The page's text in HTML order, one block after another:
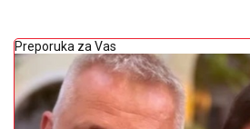
Preporuka za Vas